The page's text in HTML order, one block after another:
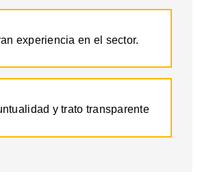
experiencia en el sector.
y trato transparente